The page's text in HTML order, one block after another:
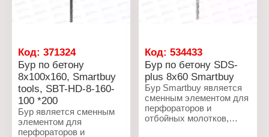
Упаковка: блистер
Взаимозаместимость:
AAA, R03, UM4, 24F,
Код: 371324
Бур по бетону
8х100х160, Smartbuy
tools, SBT-HD-8-160-
100 *200
Бур является сменным
элементом для
перфораторов и
Код:534433
Бур по бетону SDS-
plus 8х60 Smartbuy
Бур Smartbuy является
сменным элементом для
перфораторов и
отбойных молотков,